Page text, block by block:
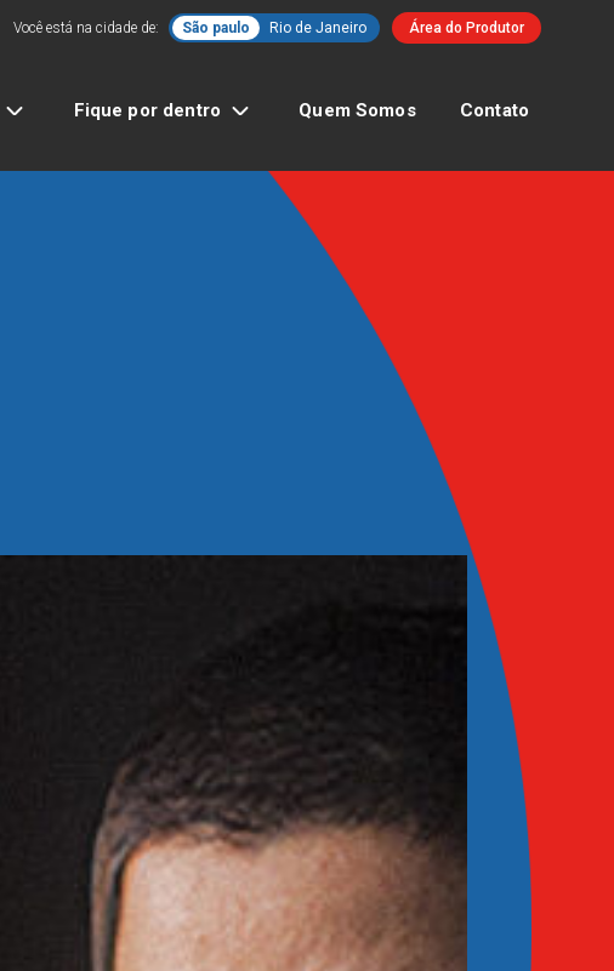
Você está na cidade de: São paulo Rio de Janeiro Área do Produtor
Fique por dentro Quem Somos Contato